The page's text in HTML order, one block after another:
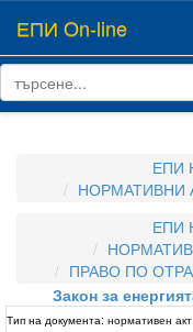
ЕПИ On-line
ЕПИ
НОРМАТИВНИ
ЕПИ
ПРАВО ПО
Закон за
Тип на документа: нормативен акт